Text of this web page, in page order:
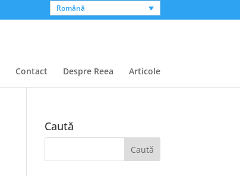
Română
Contact Despre Reea Articole
Caută